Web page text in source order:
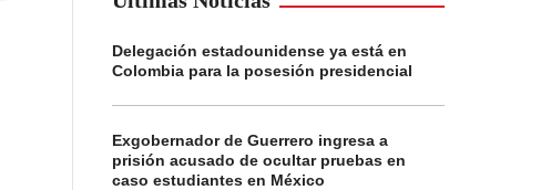
Delegación estadounidense ya está en
Colombia para la posesión presidencial
Exgobernador de Guerrero ingresa a
prisión acusado de ocultar pruebas en
caso estudiantes en México